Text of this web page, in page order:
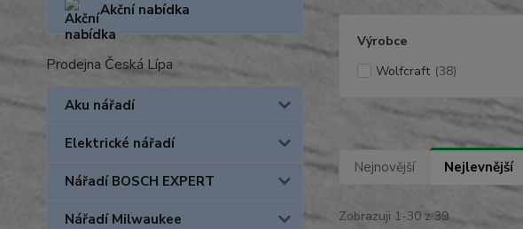
Akční nabídka
Prodejna Česká Lípa
Aku nářadí
Elektrické nářadí
Nářadí BOSCH EXPERT
Nářadí Milwaukee
Výrobce
Wolfcraft (38)
Nejnovější Nejlevnější
Zobrazuji 1-30 z 39